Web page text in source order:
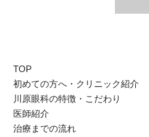
TOP
初めての方へ・クリニック紹介
川原眼科の特徴・こだわり
医師紹介
治療までの流れ